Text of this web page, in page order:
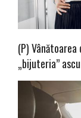
(P)
„bijuteria”